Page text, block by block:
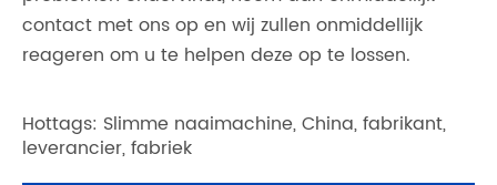
contact met ons op en wij zullen onmiddellijk
reageren om u te helpen deze op te lossen.
Hottags: Slimme naaimachine, China, fabrikant,
leverancier, fabriek